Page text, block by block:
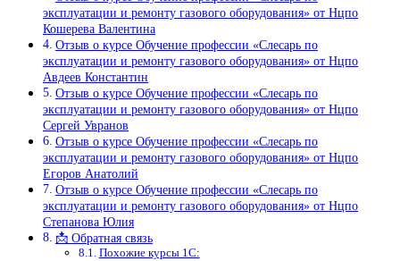
эксплуатации и ремонту газового оборудования» от Нцпо
Кошерева Валентина
Отзыв о курсе Обучение профессии «Слесарь по
эксплуатации и ремонту газового оборудования» от Нцпо
Авдеев Константин
Отзыв о курсе Обучение профессии «Слесарь по
эксплуатации и ремонту газового оборудования» от Нцпо
Сергей Увранов
Отзыв о курсе Обучение профессии «Слесарь по
эксплуатации и ремонту газового оборудования» от Нцпо
Егоров Анатолий
Отзыв о курсе Обучение профессии «Слесарь по
эксплуатации и ремонту газового оборудования» от Нцпо
Степанова Юлия
📩 Обратная связь
Похожие курсы 1С: